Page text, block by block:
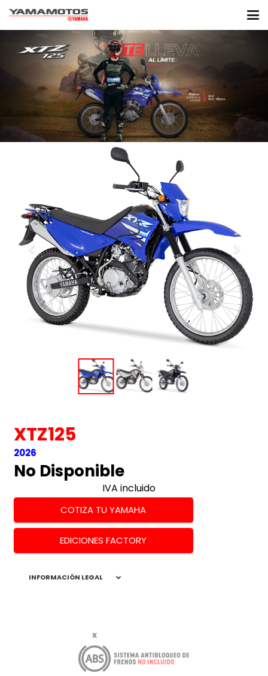
XTZ125
2026
No Disponible
IVA incluido
COTIZA TU YAMAHA
EDICIONES FACTORY
INFORMACIÓN LEGAL